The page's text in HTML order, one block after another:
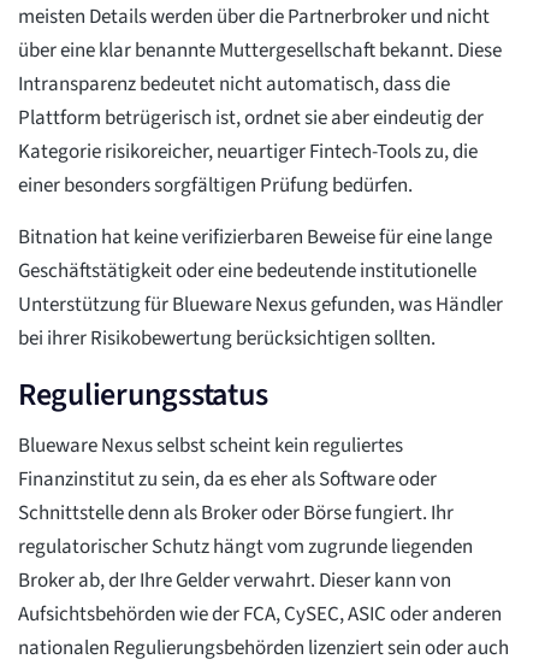
meisten Details werden über die Partnerbroker und nicht
über eine klar benannte Muttergesellschaft bekannt. Diese
Intransparenz bedeutet nicht automatisch, dass die
Plattform betrügerisch ist, ordnet sie aber eindeutig der
Kategorie risikoreicher, neuartiger Fintech-Tools zu, die
einer besonders sorgfältigen Prüfung bedürfen.
Bitnation hat keine verifizierbaren Beweise für eine lange
Geschäftstätigkeit oder eine bedeutende institutionelle
Unterstützung für Blueware Nexus gefunden, was Händler
bei ihrer Risikobewertung berücksichtigen sollten.
Regulierungsstatus
Blueware Nexus selbst scheint kein reguliertes
Finanzinstitut zu sein, da es eher als Software oder
Schnittstelle denn als Broker oder Börse fungiert. Ihr
regulatorischer Schutz hängt vom zugrunde liegenden
Broker ab, der Ihre Gelder verwahrt. Dieser kann von
Aufsichtsbehörden wie der FCA, CySEC, ASIC oder anderen
nationalen Regulierungsbehörden lizenziert sein oder auch